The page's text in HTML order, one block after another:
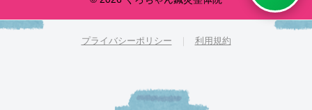
プライバシーポリシー 利用規約